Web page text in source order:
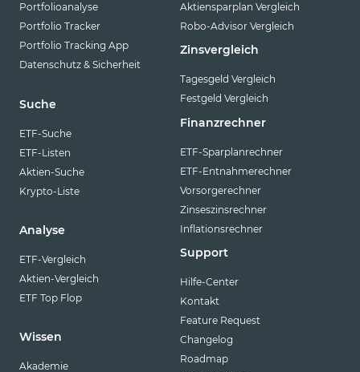
Portfolioanalyse
Portfolio Tracker
Portfolio Tracking App
Datenschutz & Sicherheit
Suche
ETF-Suche
ETF-Listen
Aktien-Suche
Krypto-Liste
Analyse
ETF-Vergleich
Aktien-Vergleich
ETF Top Flop
Wissen
Akademie
Aktiensparplan Vergleich
Robo-Advisor Vergleich
Zinsvergleich
Tagesgeld Vergleich
Festgeld Vergleich
Finanzrechner
ETF-Sparplanrechner
ETF-Entnahmerechner
Vorsorgerechner
Zinseszinsrechner
Inflationsrechner
Support
Hilfe-Center
Kontakt
Feature Request
Changelog
Roadmap